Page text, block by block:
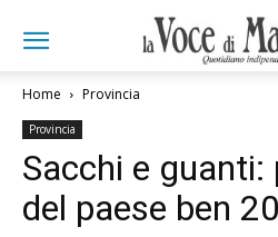
Home Provincia
Provincia
Sacchi e guanti:
del paese ben